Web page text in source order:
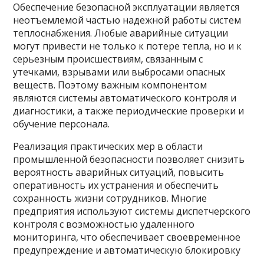
Обеспечение безопасной эксплуатации является
неотъемлемой частью надежной работы систем
теплоснабжения. Любые аварийные ситуации
могут привести не только к потере тепла, но и к
серьезным происшествиям, связанным с
утечками, взрывами или выбросами опасных
веществ. Поэтому важным компонентом
являются системы автоматического контроля и
диагностики, а также периодические проверки и
обучение персонала.
Реализация практических мер в области
промышленной безопасности позволяет снизить
вероятность аварийных ситуаций, повысить
оперативность их устранения и обеспечить
сохранность жизни сотрудников. Многие
предприятия используют системы диспетчерского
контроля с возможностью удаленного
мониторинга, что обеспечивает своевременное
предупреждение и автоматическую блокировку